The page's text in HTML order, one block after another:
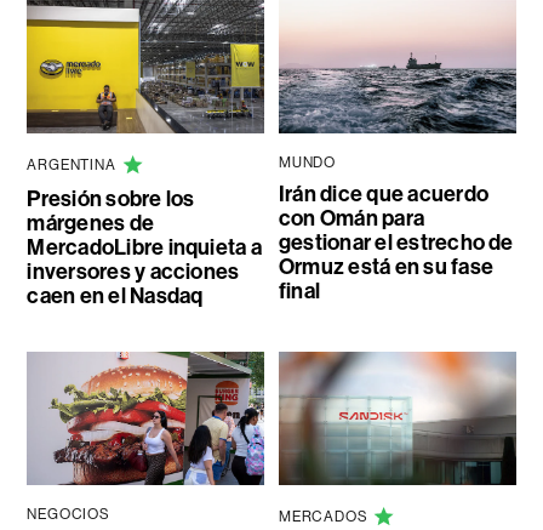
ARGENTINA
Presión sobre los
márgenes de
MercadoLibre inquieta a
inversores y acciones
caen en el Nasdaq
MUNDO
Irán dice que acuerdo
con Omán para
gestionar el estrecho de
Ormuz está en su fase
final
NEGOCIOS MERCADOS